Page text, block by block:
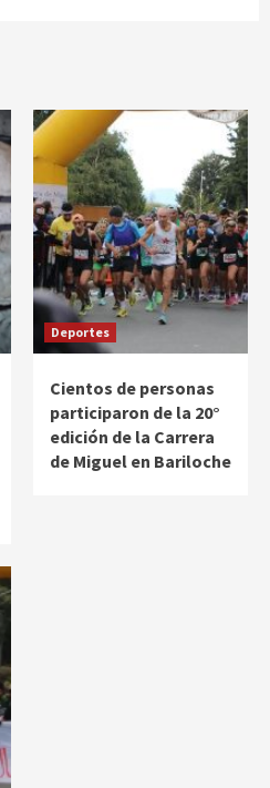
Deportes
Cientos de personas
participaron de la 20°
edición de la Carrera
de Miguel en Bariloche